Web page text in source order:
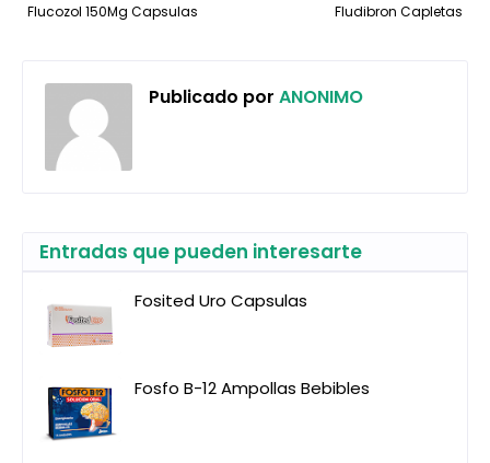
Fludibron Capletas
Flucozol 150Mg Capsulas
Publicado por ANONIMO
Entradas que pueden interesarte
Fosited Uro Capsulas
Fosfo B-12 Ampollas Bebibles